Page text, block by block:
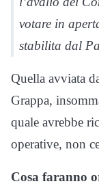
votare in
stabilita dal
Quella avviata
Grappa,
quale avrebbe
operative, non
Cosa faranno